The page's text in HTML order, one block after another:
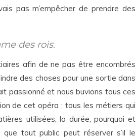
pas m’empêcher de prendre des
des rois.
afin de ne pas être encombrés
des choses pour une sortie dans
passionné et nous buvions tous ces
de cet opéra : tous les métiers qui
utilisées, la durée, pourquoi et
tout public peut réserver s’il le